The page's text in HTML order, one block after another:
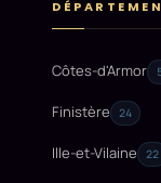
Côtes-d'Armor
Finistère 24
Ille-et-Vilaine 22